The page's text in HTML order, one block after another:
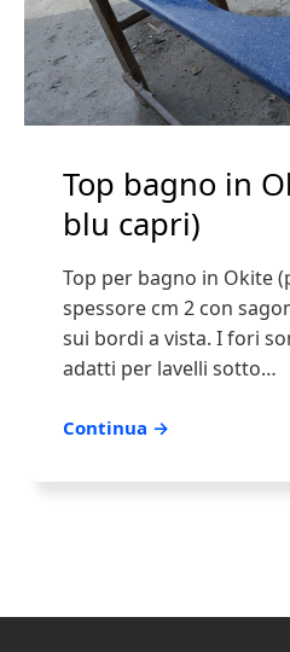
Top bagno in
blu capri)
Top per bagno in Okite
spessore cm 2 con
sui bordi a vista. I fori
adatti per lavelli sotto…
Continua →